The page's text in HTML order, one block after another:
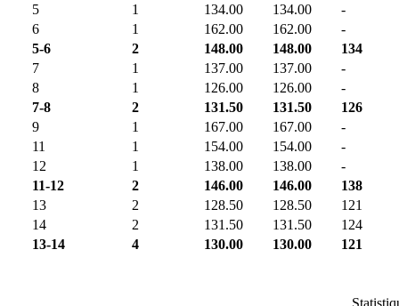
5
1 134.00 134.00
-
6
1 162.00 162.00
-
5-6
2 148.00 148.00
134
7
1 137.00 137.00
-
8
1 126.00 126.00
-
7-8
2 131.50 131.50
126
9
1 167.00 167.00
-
11
1 154.00 154.00
-
12
1 138.00 138.00
-
11-12
2 146.00 146.00
138
13
2 128.50 128.50
121
14
2 131.50 131.50
124
13-14
4 130.00 130.00 121